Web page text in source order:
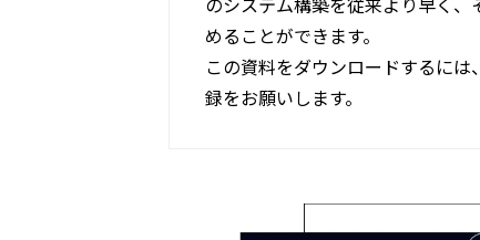
めることができます。
この資料をダウンロードするに
録をお願いします。